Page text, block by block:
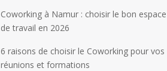
Coworking à Namur : choisir le bon espace
de travail en 2026
6 raisons de choisir le Coworking pour vos
réunions et formations